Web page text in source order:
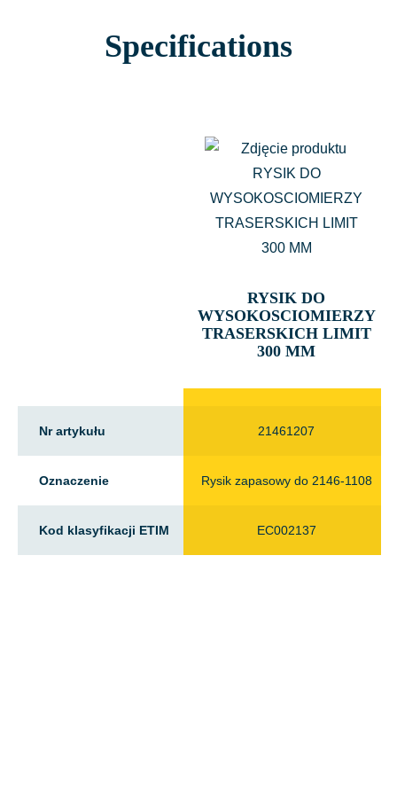
Specifications
Nr artykułu
Oznaczenie
Kod klasyfikacji ETIM
RYSIK DO
WYSOKOSCIOMIERZY
TRASERSKICH LIMIT
300 MM
21461207
Rysik zapasowy do 2146-1108
EC002137